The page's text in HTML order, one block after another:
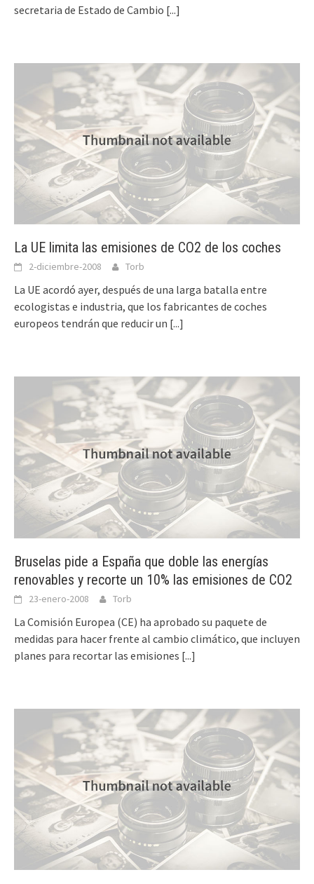
secretaria de Estado de Cambio [...]
La UE limita las emisiones de CO2 de los coches
2-diciembre-2008 Torb
La UE acordó ayer, después de una larga batalla entre
ecologistas e industria, que los fabricantes de coches
europeos tendrán que reducir un [...]
Bruselas pide a España que doble las energías
renovables y recorte un 10% las emisiones de CO2
23-enero-2008 Torb
La Comisión Europea (CE) ha aprobado su paquete de
medidas para hacer frente al cambio climático, que incluyen
planes para recortar las emisiones [...]